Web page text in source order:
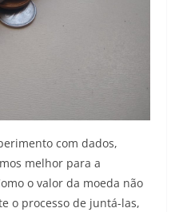
com dados,
melhor para a
o valor da moeda não
o processo de juntá-las,